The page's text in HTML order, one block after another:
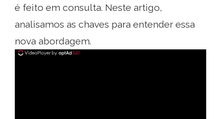
é feito em consulta. Neste artigo,
analisamos as chaves para entender essa
nova abordagem.